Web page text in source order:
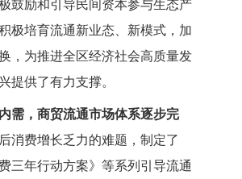
鼓励和引导民间资本参与生态产
极培育流通新业态、新模式，加
，为推进全区经济社会高质量发
提供了有力支撑。
需，商贸流通市场体系逐步完
消费增长乏力的难题，制定了
三年行动方案》等系列引导流通